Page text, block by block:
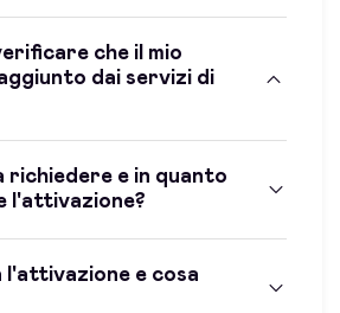
che il mio
dai servizi di
richiedere e in quanto
l'attivazione?
e cosa